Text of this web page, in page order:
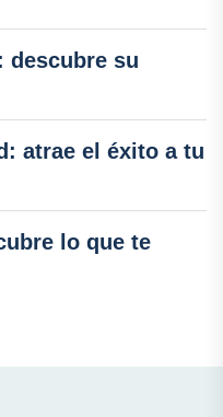
descubre su
atrae el éxito a tu
lo que te